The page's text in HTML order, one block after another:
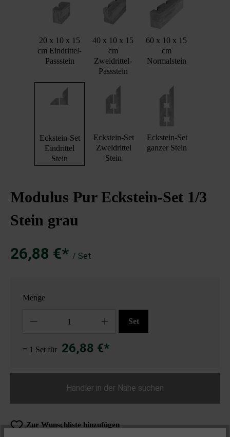
20 x 10 x 15
cm Eindrittel-
Passstein
40 x 10 x 15
cm
Zweidrittel-
Passstein
60 x 10 x 15
cm
Normalstein
Eckstein-Set
Eindrittel
Stein
Eckstein-Set
Zweidrittel
Stein
Eckstein-Set
ganzer Stein
Modulus Pur Eckstein-Set 1/3
Stein grau
26,88 €* / Set
Menge
Set
= 1 Set für 26,88 €*
Händler in der Nähe suchen
Zur Wunschliste hinzufügen